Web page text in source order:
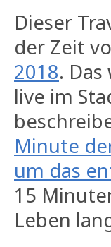
Dieser
der Zeit
2018.
live im
Minute
um das
15
Leben